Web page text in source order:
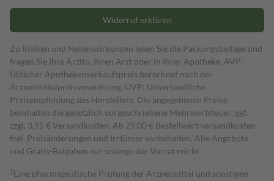
Widerruf erklären
Zu Risiken und Nebenwirkungen lesen Sie die Packungsbeilage und
fragen Sie Ihre Ärztin, Ihren Arzt oder in Ihrer Apotheke. AVP:
Üblicher Apothekenverkaufspreis berechnet nach der
Arzneimittelpreisverordnung. UVP: Unverbindliche
Preisempfehlung des Herstellers. Die angegebenen Preise
beinhalten die gesetzlich vorgeschriebene Mehrwertsteuer, ggf.
zzgl. 3,95 € Versandkosten. Ab 29,00 € Bestell­wert versand­kosten­
frei. Preisänderungen und Irrtümer vorbehalten. Alle Angebote
und Gratis-Beigaben nur solange der Vorrat reicht.
1 Eine pharmazeutische Prüfung der Arzneimittel und sonstigen